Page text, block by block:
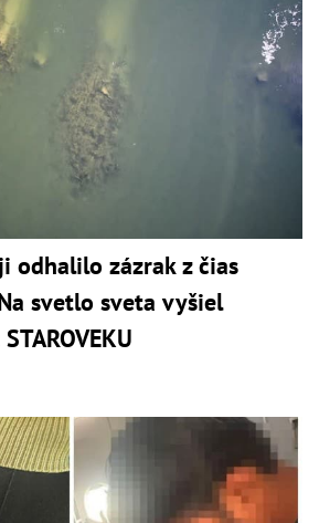
odhalilo zázrak z čias
svetlo sveta vyšiel